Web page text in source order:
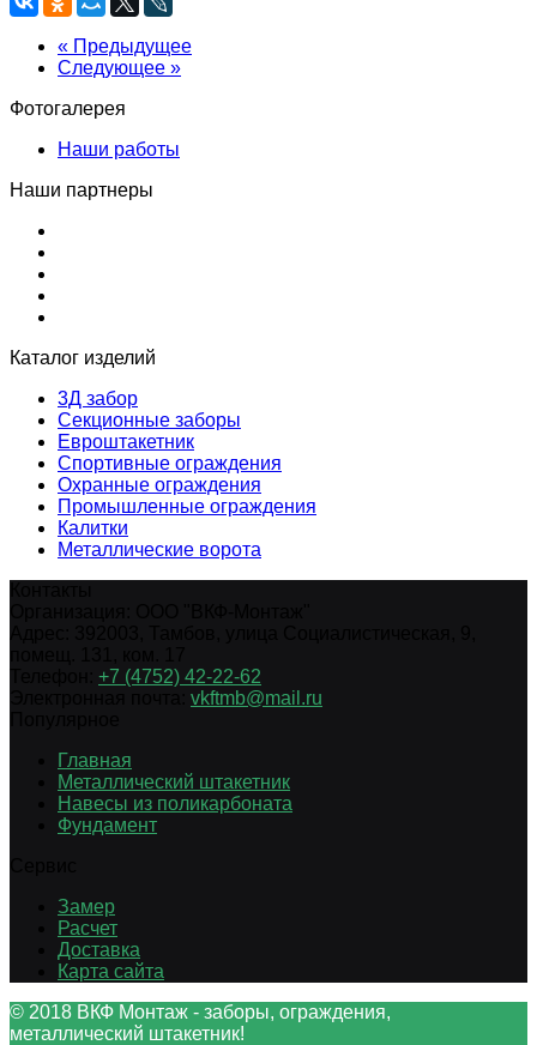
« Предыдущее
Следующее »
Фотогалерея
Наши работы
Наши партнеры
Каталог изделий
3Д забор
Секционные заборы
Евроштакетник
Спортивные ограждения
Охранные ограждения
Промышленные ограждения
Калитки
Металлические ворота
+7 (4752) 42-22-62
vkftmb@mail.ru
Главная
Металлический штакетник
Навесы из поликарбоната
Фундамент
Замер
Расчет
Доставка
Карта сайта
© 2018 ВКФ Монтаж - заборы, ограждения,
металлический штакетник!